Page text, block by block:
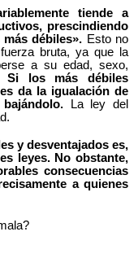
tiende a
prescindiendo
débiles». Esto no
bruta, ya que la
a su edad, sexo,
Si los más débiles
da la igualación de
La ley del
y desventajados es,
leyes. No obstante,
consecuencias
a quienes